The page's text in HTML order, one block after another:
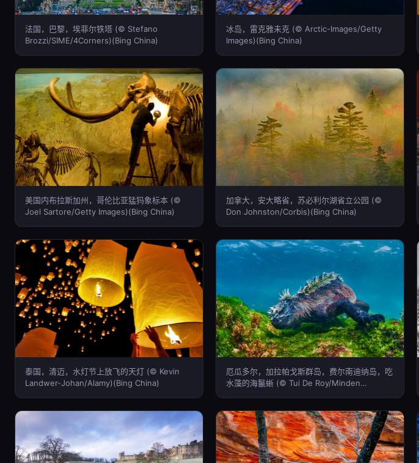
法国，巴黎，埃菲尔铁塔 (© Stefano
Brozzi/SIME/4Corners)(Bing China)
冰岛，雷克雅未克 (© Arctic-Images/Getty
Images)(Bing China)
美国内布拉斯加州，哥伦比亚猛犸象标本 (©
Joel Sartore/Getty Images)(Bing China)
加拿大，安大略省，苏必利尔湖省立公园 (©
Don Johnston/Corbis)(Bing China)
泰国，清迈，水灯节上放飞的天灯 (© Kevin
Landwer-Johan/Alamy)(Bing China)
厄瓜多尔，加拉帕戈斯群岛，费尔南迪纳岛，吃
水藻的海鬣蜥 (© Tui De Roy/Minden